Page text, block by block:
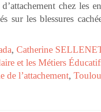
chez les
sur les blessures
, Catherine
et les Métiers
de l’attachement,